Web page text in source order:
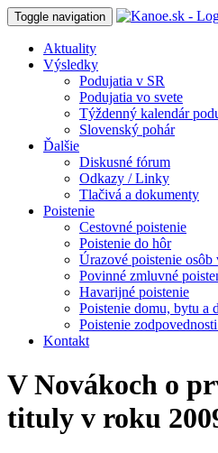
Toggle navigation
Aktuality
Výsledky
Podujatia v SR
Podujatia vo svete
Týždenný kalendár
Slovenský pohár
Ďalšie
Diskusné fórum
Odkazy / Linky
Tlačivá a dokumenty
Poistenie
Cestovné poistenie
Poistenie do hôr
Úrazové poistenie
Povinné zmluvné
Havarijné poistenie
Poistenie domu, bytu a
Poistenie
Kontakt
V Novákoch o
tituly v roku